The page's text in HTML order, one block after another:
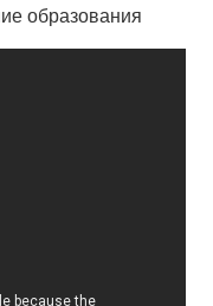
образования